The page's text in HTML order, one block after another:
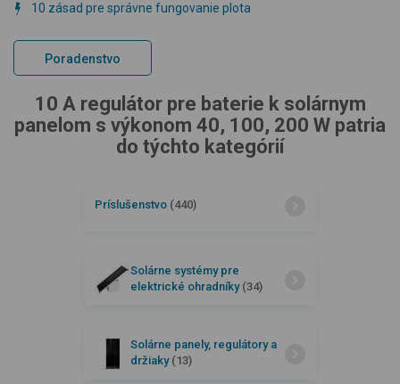
10 zásad pre správne fungovanie plota
Poradenstvo
10 A regulátor pre baterie k solárnym
panelom s výkonom 40, 100, 200 W patria
do týchto kategórií
Príslušenstvo (440)
Solárne systémy pre
elektrické ohradníky (34)
Solárne panely, regulátory a
držiaky (13)